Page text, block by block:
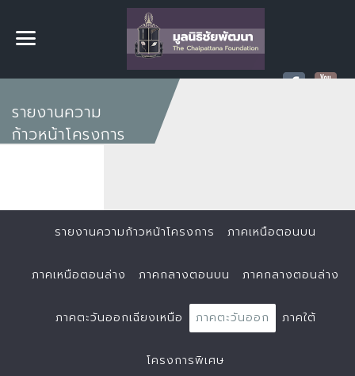
รายงานความ
ก้าวหน้าโครงการ
รายงานความก้าวหน้าโครงการ ภาคเหนือตอนบน
ภาคเหนือตอนล่าง ภาคกลางตอนบน ภาคกลางตอนล่าง
ภาคตะวันออกเฉียงเหนือ ภาคตะวันออก ภาคใต้
โครงการพิเศษ